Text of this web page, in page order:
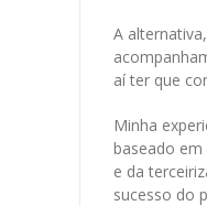
A
aí ter que
Minha
baseado
e da
sucesso do